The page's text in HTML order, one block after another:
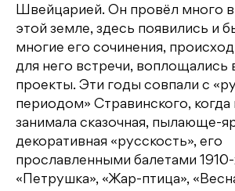
Швейцарией. Он провёл много
этой земле, здесь появились и
многие его сочинения,
для него встречи, воплощались
проекты. Эти годы совпали с
периодом» Стравинского, когда
занимала сказочная, пылающе-
декоративная «русскость», его
прославленными балетами
«Петрушка», «Жар-птица»,